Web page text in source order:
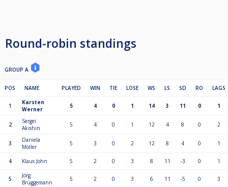
Round-robin standings
GROUP A
POS NAME PLAYED WIN TIE LOSE WS LS SD RO LAGS
1
Karsten
Werner
5 4 0 1 14 3 11 0 1
2
Sergei
Akishin
5 4 0 1 12 4 8 0 2
3
Daniela
Möller
5 3 0 2 12 8 4 0 1
4 Klaus John 5 2 0 3 8 11 -3 0 1
5
Jörg
Brüggemann
5 2 0 3 6 11 -5 0 3